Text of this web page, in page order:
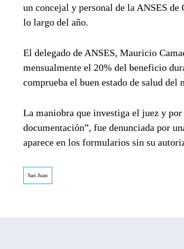
un concejal y personal de la ANSES
lo largo del año.
El delegado de ANSES, Mauricio
mensualmente el 20% del beneficio
comprueba el buen estado de salud del
La maniobra que investiga el juez y
documentación”, fue denunciada por
aparece en los formularios sin su
San Juan